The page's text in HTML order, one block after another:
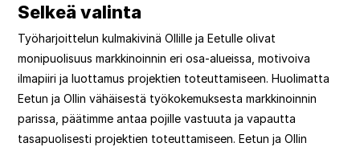
Selkeä valinta
Työharjoittelun kulmakivinä Ollille ja Eetulle olivat
monipuolisuus markkinoinnin eri osa-alueissa, motivoiva
ilmapiiri ja luottamus projektien toteuttamiseen. Huolimatta
Eetun ja Ollin vähäisestä työkokemuksesta markkinoinnin
parissa, päätimme antaa pojille vastuuta ja vapautta
tasapuolisesti projektien toteuttamiseen. Eetun ja Ollin